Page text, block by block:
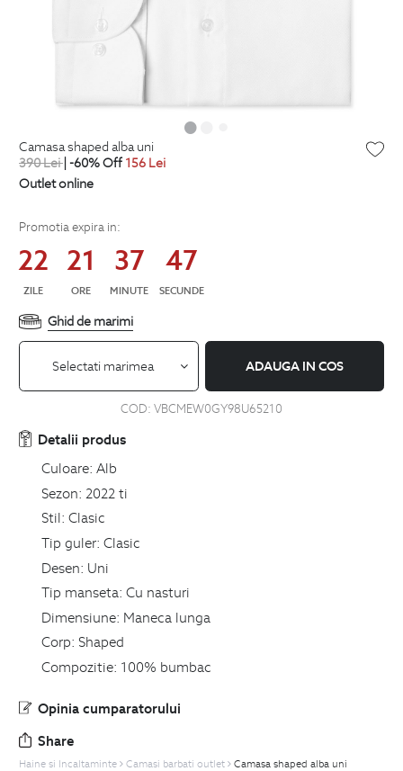
camasa shaped alba uni
390Lei| -60% Off 156 Lei
Outlet online
Promotia expira in:
22
ZILE
21
ORE
37
MINUTE
46
SECUNDE
Ghid de marimi
Selectati marimea ADAUGA IN COS
COD: VBCMEW0GY98U65210
Detalii produs
Culoare: Alb
Sezon: 2022 ti
Stil: Clasic
Tip guler: Clasic
Desen: Uni
Tip manseta: Cu nasturi
Dimensiune: Maneca lunga
Corp: Shaped
Compozitie: 100% bumbac
Opinia cumparatorului
Share
Haine si Incaltaminte Camasi barbati outlet Camasa shaped alba uni